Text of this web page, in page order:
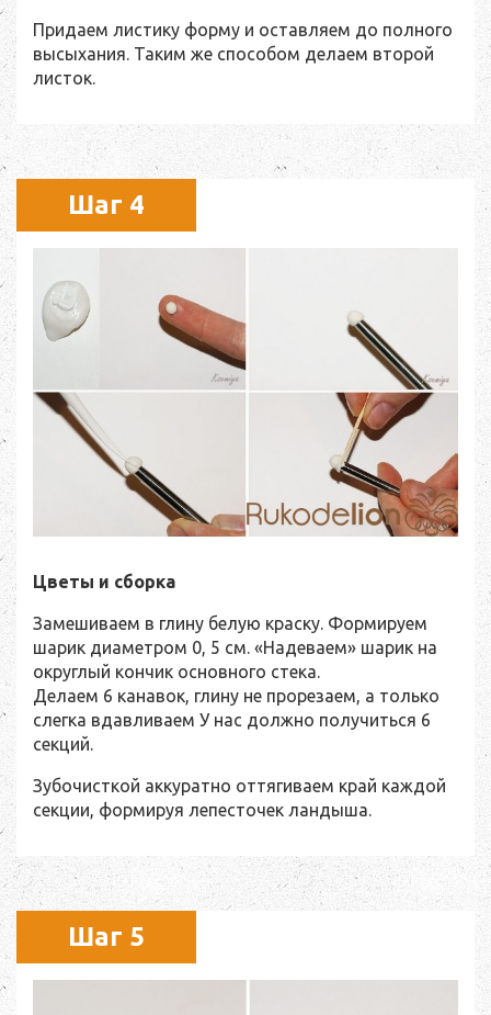
Придаем листику форму и оставляем до полного
высыхания. Таким же способом делаем второй
листок.
Шаг 4
Цветы и сборка
Замешиваем в глину белую краску. Формируем
шарик диаметром 0, 5 см. «Надеваем» шарик на
округлый кончик основного стека.
Делаем 6 канавок, глину не прорезаем, а только
слегка вдавливаем У нас должно получиться 6
секций.
Зубочисткой аккуратно оттягиваем край каждой
секции, формируя лепесточек ландыша.
Шаг 5